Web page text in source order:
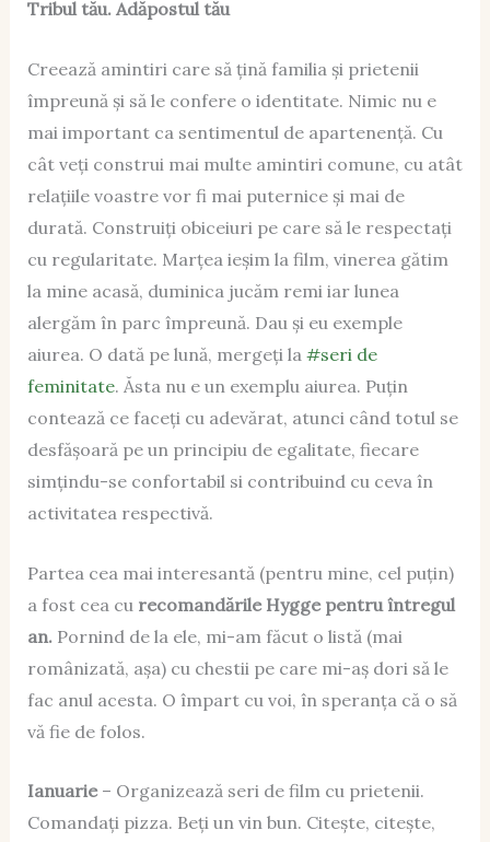
Tribul tău. Adăpostul tău
Creează amintiri care să țină familia și prietenii
împreună și să le confere o identitate. Nimic nu e
mai important ca sentimentul de apartenență. Cu
cât veți construi mai multe amintiri comune, cu atât
relațiile voastre vor fi mai puternice și mai de
durată. Construiți obiceiuri pe care să le respectați
cu regularitate. Marțea ieșim la film, vinerea gătim
la mine acasă, duminica jucăm remi iar lunea
alergăm în parc împreună. Dau și eu exemple
aiurea. O dată pe lună, mergeți la #seri de
feminitate. Ăsta nu e un exemplu aiurea. Puțin
contează ce faceți cu adevărat, atunci când totul se
desfășoară pe un principiu de egalitate, fiecare
simțindu-se confortabil si contribuind cu ceva în
activitatea respectivă.
Partea cea mai interesantă (pentru mine, cel puțin)
a fost cea cu recomandările Hygge pentru întregul
an.Pornind de la ele, mi-am făcut o listă (mai
românizată, așa) cu chestii pe care mi-aș dori să le
fac anul acesta. O împart cu voi, în speranța că o să
vă fie de folos.
Ianuarie– Organizează seri de film cu prietenii.
Comandați pizza. Beți un vin bun. Citește, citește,